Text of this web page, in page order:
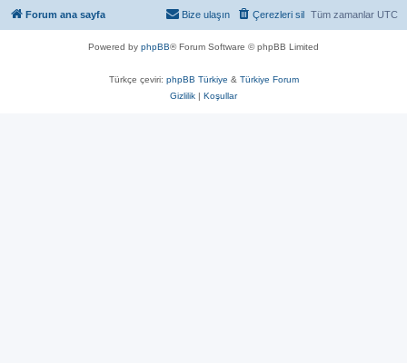
Forum ana sayfa Tüm zamanlar UTC
Çerezleri sil
Bize ulaşın
Powered by phpBB® Forum Software © phpBB Limited
Türkçe çeviri: phpBB Türkiye & Türkiye Forum
Gizlilik | Koşullar